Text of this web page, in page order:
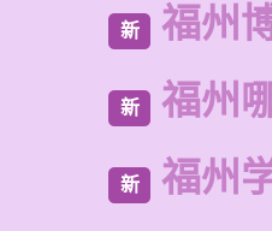
新 福州
新 福州
新 福州